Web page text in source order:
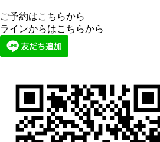
ご予約はこちらから
ラインからはこちらから